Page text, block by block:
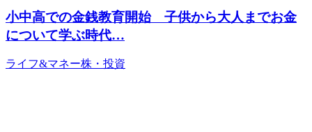
小中高での金銭教育開始 子供から大人までお金
について学ぶ時代…
ライフ&マネー株・投資